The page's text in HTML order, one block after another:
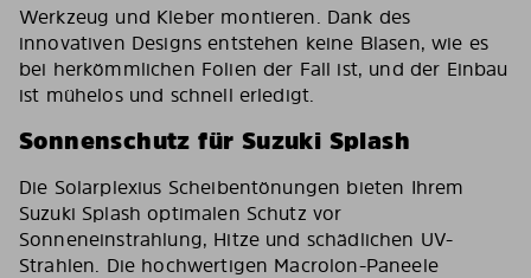
Werkzeug und Kleber montieren. Dank des
innovativen Designs entstehen keine Blasen, wie es
bei herkömmlichen Folien der Fall ist, und der Einbau
ist mühelos und schnell erledigt.
Sonnenschutz für Suzuki Splash
Die Solarplexius Scheibentönungen bieten Ihrem
Suzuki Splash optimalen Schutz vor
Sonneneinstrahlung, Hitze und schädlichen UV-
Strahlen. Die hochwertigen Macrolon-Paneele